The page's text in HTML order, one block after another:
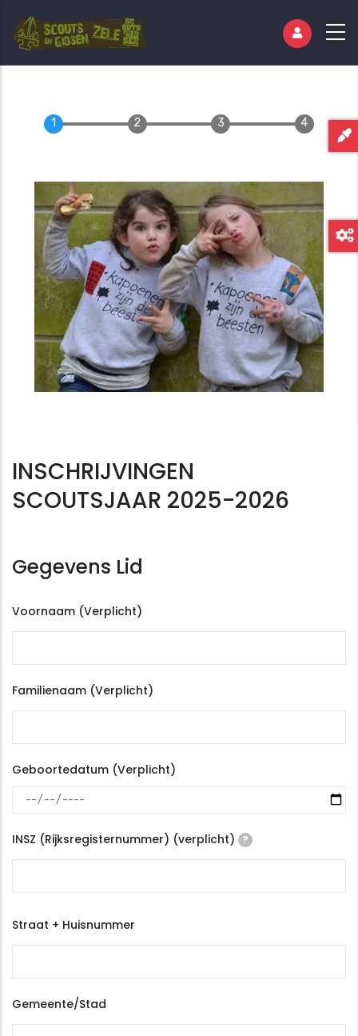
INSCHRIJVINGEN
SCOUTSJAAR 2025-2026
Gegevens Lid
Voornaam (Verplicht)
Familienaam (Verplicht)
Geboortedatum (Verplicht)
INSZ (Rijksregisternummer) (verplicht) ?
Adres
Straat + Huisnummer
Gemeente/Stad